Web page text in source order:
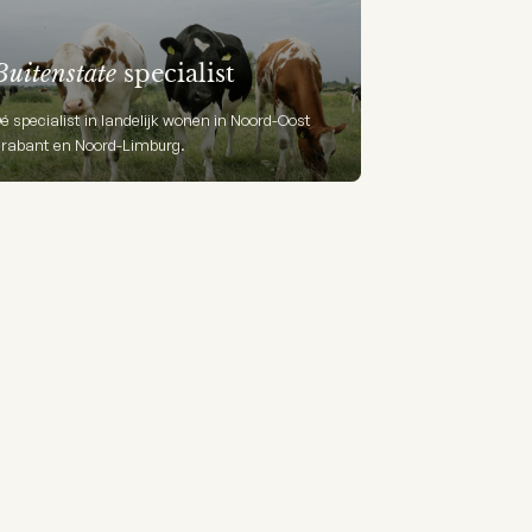
specialist
specialist in landelijk wonen in Noord-Oost
en Noord-Limburg.